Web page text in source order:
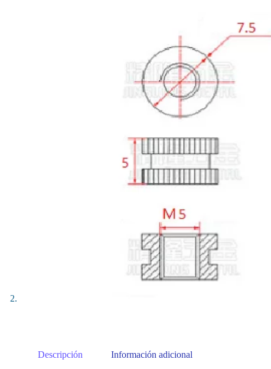
Descripción Información adicional